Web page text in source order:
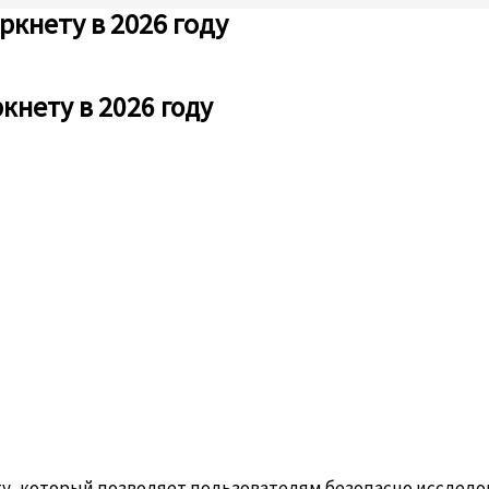
в 2026 году
в 2026 году